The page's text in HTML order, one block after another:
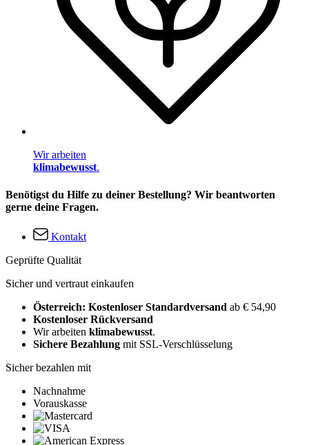
Wir arbeiten
klimabewusst.
Benötigst du Hilfe zu deiner Bestellung? Wir beantworten
gerne deine Fragen.
Kontakt
Geprüfte Qualität
Sicher und vertraut einkaufen
Österreich: Kostenloser Standardversand ab € 54,90
Kostenloser Rückversand
Wir arbeiten klimabewusst.
Sichere Bezahlung mit SSL-Verschlüsselung
Sicher bezahlen mit
Nachnahme
Vorauskasse